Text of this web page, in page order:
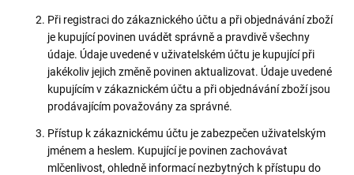
Při registraci do zákaznického účtu a při objednávání zboží
je kupující povinen uvádět správně a pravdivě všechny
údaje. Údaje uvedené v uživatelském účtu je kupující při
jakékoliv jejich změně povinen aktualizovat. Údaje uvedené
kupujícím v zákaznickém účtu a při objednávání zboží jsou
prodávajícím považovány za správné.
Přístup k zákaznickému účtu je zabezpečen uživatelským
jménem a heslem. Kupující je povinen zachovávat
mlčenlivost, ohledně informací nezbytných k přístupu do